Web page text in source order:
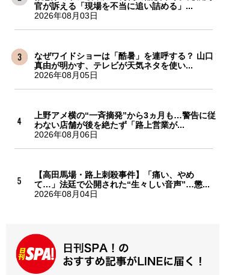
官が訴える「現場を不当に追い詰める」...
2026年08月03日
なぜワイドショーは「酷暑」を連呼する？ 山口
真由が明かす、テレビが天気ネタを使い...
2026年08月05日
上野アメ横の“一斉摘発”から3ヵ月も…警告に従
わない店舗が後を絶たず「路上営業が...
2026年08月06日
【高田馬場・路上刺殺事件】「痛い、やめ
て…」法廷で公開された“生々しい音声”…懲...
2026年08月04日